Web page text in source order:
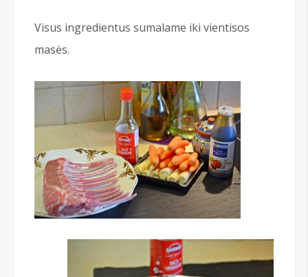
Visus ingredientus sumalame iki vientisos
masės.